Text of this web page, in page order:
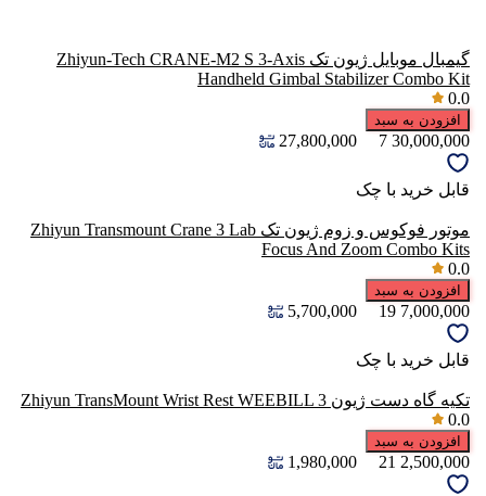
گیمبال موبایل ژیون تک Zhiyun-Tech CRANE-M2 S 3-Axis
Handheld Gimbal Stabilizer Combo Kit
0.0
افزودن به سبد
30,000,000
7
27,800,000
قابل خرید با چک
موتور فوکوس و زوم ژیون تک Zhiyun Transmount Crane 3 Lab
Focus And Zoom Combo Kits
0.0
افزودن به سبد
7,000,000
19
5,700,000
قابل خرید با چک
تکیه گاه دست ژیون Zhiyun TransMount Wrist Rest WEEBILL 3
0.0
افزودن به سبد
2,500,000
21
1,980,000